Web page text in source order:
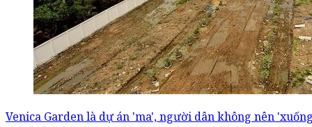
Venica Garden là dự án 'ma', người dân không nên